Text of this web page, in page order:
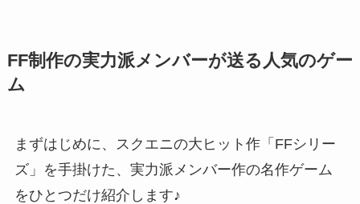
FF制作の実力派メンバーが送る人気のゲー
ム
まずはじめに、
スクエニの大ヒット作「FFシリー
ズ」を手掛けた、実力派メンバー作の名作ゲーム
をひとつだけ紹介します♪